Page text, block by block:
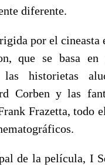
diferente.
por el cineasta
que se basa en
historietas
Corben y las
Frazetta, todo
de la película, I